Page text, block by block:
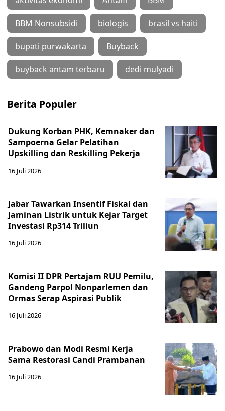
BBM Nonsubsidi biologis brasil vs haiti
bupati purwakarta Buyback
buyback antam terbaru dedi mulyadi
Berita Populer
Dukung Korban PHK, Kemnaker dan
Sampoerna Gelar Pelatihan
Upskilling dan Reskilling Pekerja
16 Juli 2026
Jabar Tawarkan Insentif Fiskal dan
Jaminan Listrik untuk Kejar Target
Investasi Rp314 Triliun
16 Juli 2026
Komisi II DPR Pertajam RUU Pemilu,
Gandeng Parpol Nonparlemen dan
Ormas Serap Aspirasi Publik
16 Juli 2026
Prabowo dan Modi Resmi Kerja
Sama Restorasi Candi Prambanan
16 Juli 2026